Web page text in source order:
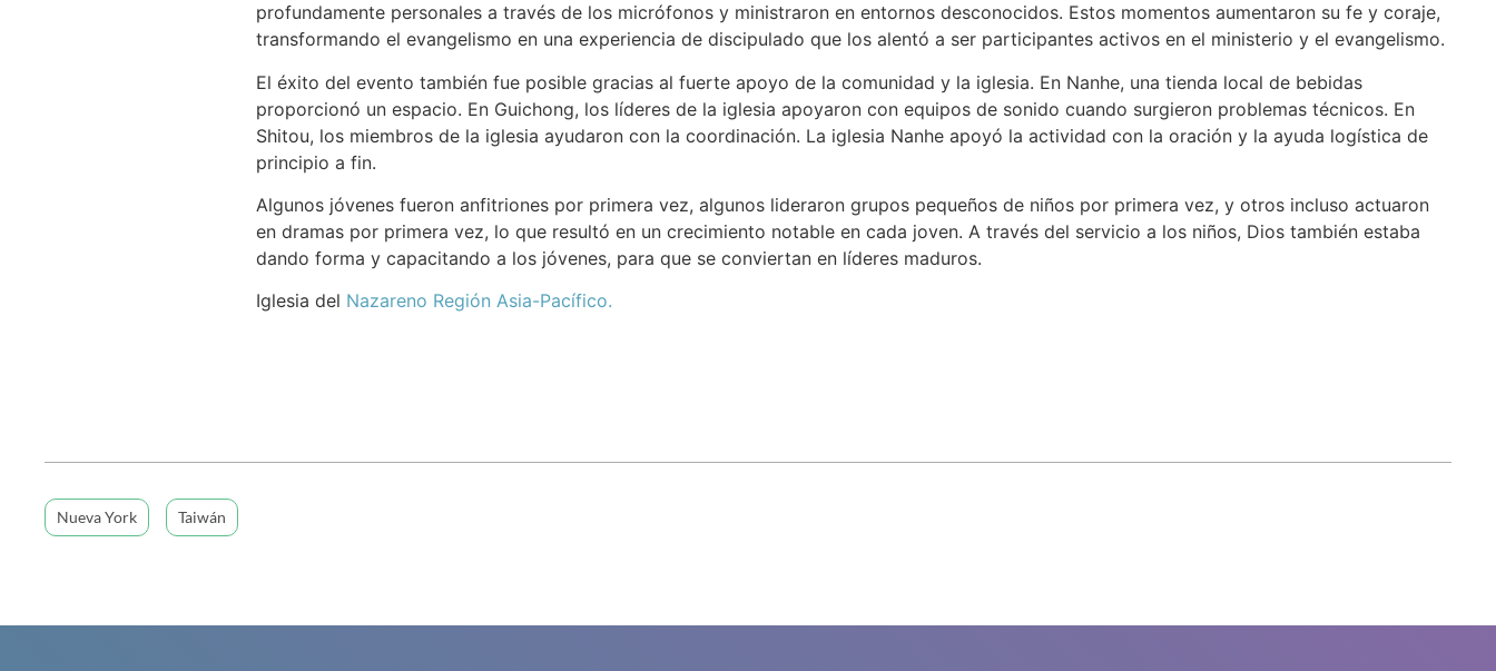
profundamente personales a través de los micrófonos y ministraron en entornos desconocidos. Estos momentos aumentaron su fe y coraje,
transformando el evangelismo en una experiencia de discipulado que los alentó a ser participantes activos en el ministerio y el evangelismo.
El éxito del evento también fue posible gracias al fuerte apoyo de la comunidad y la iglesia. En Nanhe, una tienda local de bebidas
proporcionó un espacio. En Guichong, los líderes de la iglesia apoyaron con equipos de sonido cuando surgieron problemas técnicos. En
Shitou, los miembros de la iglesia ayudaron con la coordinación. La iglesia Nanhe apoyó la actividad con la oración y la ayuda logística de
principio a fin.
Algunos jóvenes fueron anfitriones por primera vez, algunos lideraron grupos pequeños de niños por primera vez, y otros incluso actuaron
en dramas por primera vez, lo que resultó en un crecimiento notable en cada joven. A través del servicio a los niños, Dios también estaba
dando forma y capacitando a los jóvenes, para que se conviertan en líderes maduros.
Iglesia del Nazareno Región Asia-Pacífico.
Nueva York Taiwán